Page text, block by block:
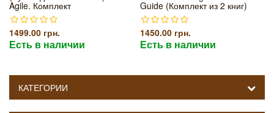
Agile. Комплект
1499.00 грн.
Есть в наличии
Guide (Комплект из 2 книг)
1450.00 грн.
Есть в наличии
КАТЕГОРИИ